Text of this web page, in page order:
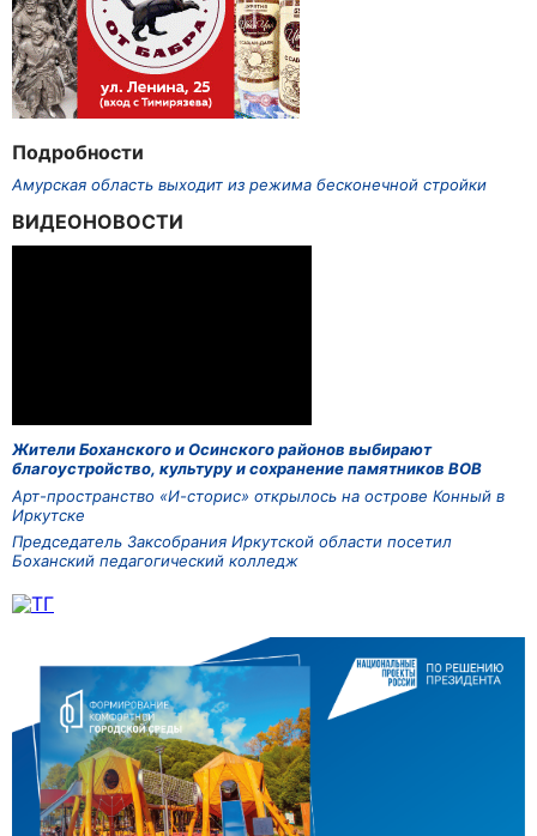
Подробности
Амурская область выходит из режима бесконечной стройки
ВИДЕОНОВОСТИ
Жители Боханского и Осинского районов выбирают
благоустройство, культуру и сохранение памятников ВОВ
Арт-пространство «И-сторис» открылось на острове Конный в
Иркутске
Председатель Заксобрания Иркутской области посетил
Боханский педагогический колледж